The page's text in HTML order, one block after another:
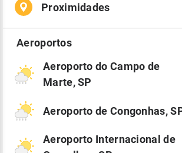
Proximidades
Aeroporto do Campo de
Marte, SP
Aeroporto de Congonhas,
Aeroporto Internacional de